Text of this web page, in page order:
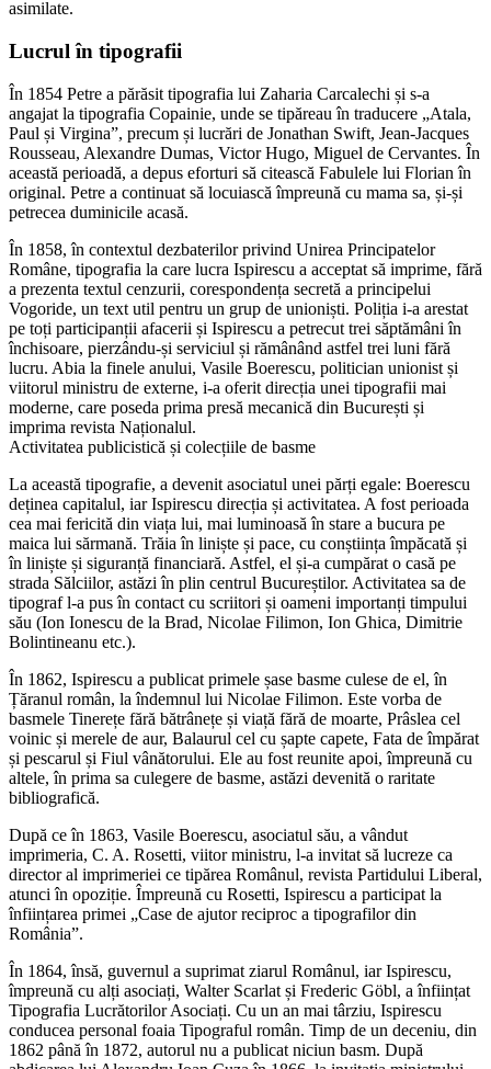
asimilate.
Lucrul în tipografii
În 1854 Petre a părăsit tipografia lui Zaharia Carcalechi și s-a
angajat la tipografia Copainie, unde se tipăreau în traducere „Atala,
Paul și Virgina”, precum și lucrări de Jonathan Swift, Jean-Jacques
Rousseau, Alexandre Dumas, Victor Hugo, Miguel de Cervantes. În
această perioadă, a depus eforturi să citească Fabulele lui Florian în
original. Petre a continuat să locuiască împreună cu mama sa, și-și
petrecea duminicile acasă.
În 1858, în contextul dezbaterilor privind Unirea Principatelor
Române, tipografia la care lucra Ispirescu a acceptat să imprime, fără
a prezenta textul cenzurii, corespondența secretă a principelui
Vogoride, un text util pentru un grup de unioniști. Poliția i-a arestat
pe toți participanții afacerii și Ispirescu a petrecut trei săptămâni în
închisoare, pierzându-și serviciul și rămânând astfel trei luni fără
lucru. Abia la finele anului, Vasile Boerescu, politician unionist și
viitorul ministru de externe, i-a oferit direcția unei tipografii mai
moderne, care poseda prima presă mecanică din București și
imprima revista Naționalul.
Activitatea publicistică și colecțiile de basme
La această tipografie, a devenit asociatul unei părți egale: Boerescu
deținea capitalul, iar Ispirescu direcția și activitatea. A fost perioada
cea mai fericită din viața lui, mai luminoasă în stare a bucura pe
maica lui sărmană. Trăia în liniște și pace, cu conștiința împăcată și
în liniște și siguranță financiară. Astfel, el și-a cumpărat o casă pe
strada Sălciilor, astăzi în plin centrul Bucureștilor. Activitatea sa de
tipograf l-a pus în contact cu scriitori și oameni importanți timpului
său (Ion Ionescu de la Brad, Nicolae Filimon, Ion Ghica, Dimitrie
Bolintineanu etc.).
În 1862, Ispirescu a publicat primele șase basme culese de el, în
Țăranul român, la îndemnul lui Nicolae Filimon. Este vorba de
basmele Tinerețe fără bătrânețe și viață fără de moarte, Prâslea cel
voinic și merele de aur, Balaurul cel cu șapte capete, Fata de împărat
și pescarul și Fiul vânătorului. Ele au fost reunite apoi, împreună cu
altele, în prima sa culegere de basme, astăzi devenită o raritate
bibliografică.
După ce în 1863, Vasile Boerescu, asociatul său, a vândut
imprimeria, C. A. Rosetti, viitor ministru, l-a invitat să lucreze ca
director al imprimeriei ce tipărea Românul, revista Partidului Liberal,
atunci în opoziție. Împreună cu Rosetti, Ispirescu a participat la
înființarea primei „Case de ajutor reciproc a tipografilor din
România”.
În 1864, însă, guvernul a suprimat ziarul Românul, iar Ispirescu,
împreună cu alți asociați, Walter Scarlat și Frederic Göbl, a înființat
Tipografia Lucrătorilor Asociați. Cu un an mai târziu, Ispirescu
conducea personal foaia Tipograful român. Timp de un deceniu, din
1862 până în 1872, autorul nu a publicat niciun basm. După